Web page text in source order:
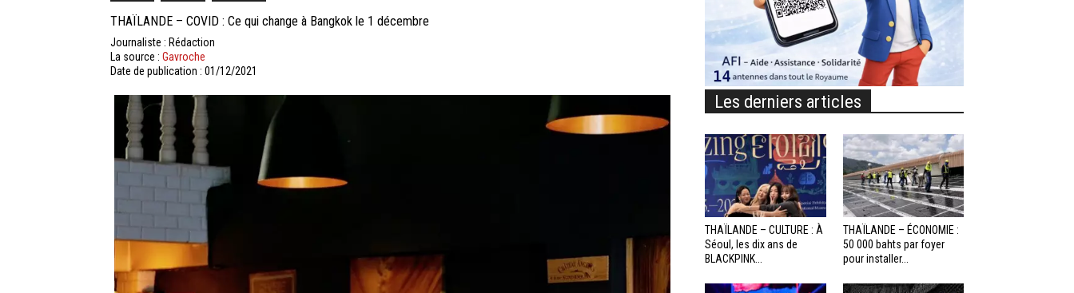
THAÏLANDE – COVID : Ce qui change à Bangkok le 1 décembre
Journaliste : Rédaction
La source : Gavroche
Date de publication : 01/12/2021
Les derniers articles
THAÏLANDE – CULTURE : À
Séoul, les dix ans de
BLACKPINK...
THAÏLANDE – ÉCONOMIE :
50 000 bahts par foyer
pour installer...